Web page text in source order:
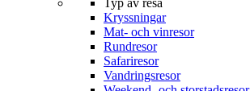
Typ av resa
Kryssningar
Mat- och vinresor
Rundresor
Safariresor
Vandringsresor